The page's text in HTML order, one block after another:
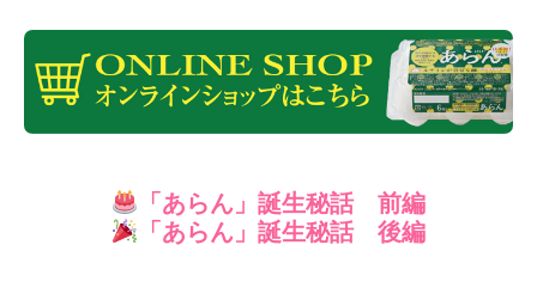
「あらん」誕生秘話 前編
「あらん」誕生秘話
後編